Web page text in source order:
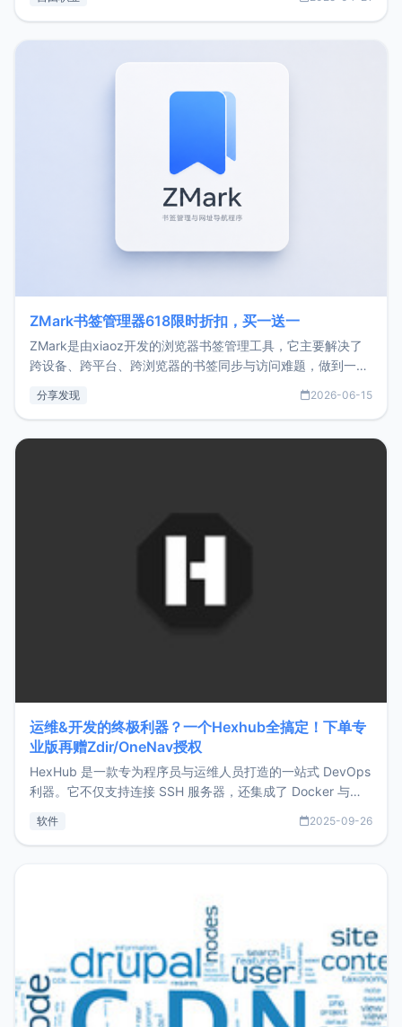
了我的首个产品ImgURL的真实数据和产品现状。自我介绍大
ZMark书签管理器618限时折扣，买一送一
ZMark是由xiaoz开发的浏览器书签管理工具，它主要解决了
跨设备、跨平台、跨浏览器的书签同步与访问难题，做到一处
用，让管理更高效。ZMark官网地址：
分享发现 2026-06-15
运维&开发的终极利器？一个Hexhub全搞定！下单专
业版再赠Zdir/OneNav授权
HexHub 是一款专为程序员与运维人员打造的一站式 DevOps
利器。它不仅支持连接 SSH 服务器，还集成了 Docker 与常
件间频繁切换，仅凭 HexHub 即可同时搞定运维与数据库操
软件 2025-09-26